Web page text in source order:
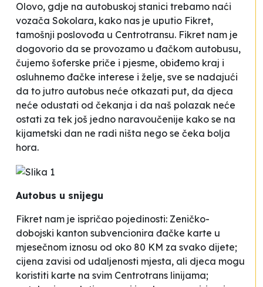
Olovo, gdje na autobuskoj stanici trebamo naći
vozača Sokolara, kako nas je uputio Fikret,
tamošnji poslovođa u Centrotransu. Fikret nam je
dogovorio da se provozamo u đačkom autobusu,
čujemo šoferske priče i pjesme, obiđemo kraj i
osluhnemo đačke interese i želje, sve se nadajući
da to jutro autobus neće otkazati put, da djeca
neće odustati od čekanja i da naš polazak neće
ostati za tek još jedno naravoučenije kako se na
kijametski dan ne radi ništa nego se čeka bolja
hora.
Autobus u snijegu
Fikret nam je ispričao pojedinosti: Zeničko-
dobojski kanton subvencionira đačke karte u
mjesečnom iznosu od oko 80 KM za svako dijete;
cijena zavisi od udaljenosti mjesta, ali djeca mogu
koristiti karte na svim Centrotrans linijama;